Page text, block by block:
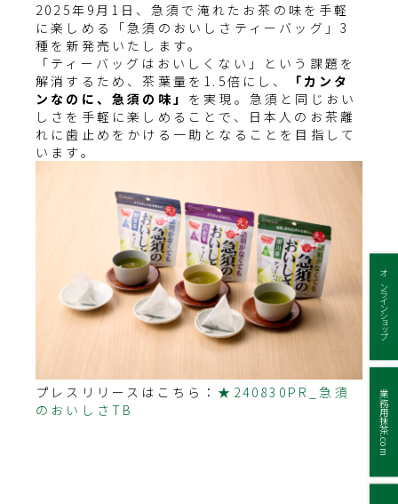
オンラインショップ
業務用抹茶.com
2025年9月1日、急須で淹れたお茶の味を手軽
に楽しめる「急須のおいしさティーバッグ」3
種を新発売いたします。
「ティーバッグはおいしくない」という課題を
解消するため、茶葉量を1.5倍にし、
「カンタ
ンなのに、急須の味」 を実現。急須と同じおい
しさを手軽に楽しめることで、日本人のお茶離
れに歯止めをかける一助となることを目指して
います。
プレスリリースはこちら：★240830PR_急須
のおいしさTB